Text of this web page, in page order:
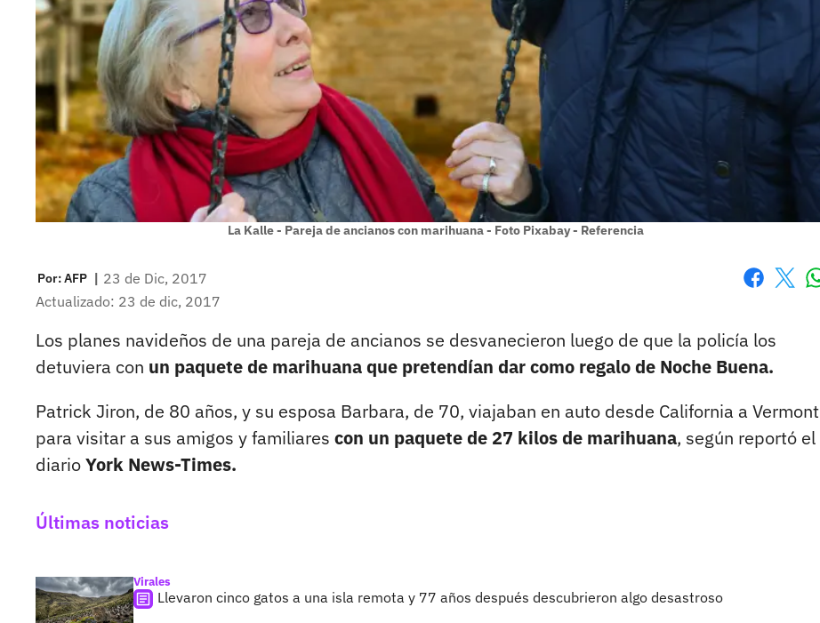
La Kalle - Pareja de ancianos con marihuana - Foto Pixabay - Referencia
Por:AFP | 23 de Dic, 2017
Actualizado: 23 de dic, 2017
Los planes navideños de una pareja de ancianos se desvanecieron luego de que la policía los
detuviera con un paquete de marihuana que pretendían dar como regalo de Noche Buena.
Patrick Jiron, de 80 años, y su esposa Barbara, de 70, viajaban en auto desde California a Vermont
para visitar a sus amigos y familiares con un paquete de 27 kilos de marihuana, según reportó el
diarioYork News-Times.
Últimas noticias
Virales
Llevaron cinco gatos a una isla remota y 77 años después descubrieron algo desastroso